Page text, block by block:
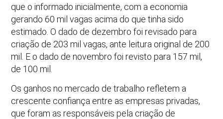
que o informado inicialmente, com a economia
gerando 60 mil vagas acima do que tinha sido
estimado. O dado de dezembro foi revisado para
criação de 203 mil vagas, ante leitura original de 200
mil. E o dado de novembro foi revisto para 157 mil,
de 100 mil.
Os ganhos no mercado de trabalho refletem a
crescente confiança entre as empresas privadas,
que foram as responsáveis pela criação de